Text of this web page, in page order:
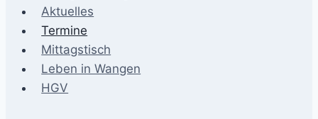
Aktuelles
Termine
Mittagstisch
Leben in Wangen
HGV